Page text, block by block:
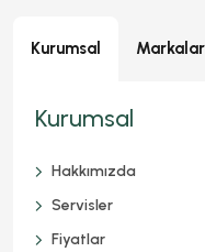
Kurumsal Markalar
Kurumsal
Hakkımızda
Servisler
Fiyatlar